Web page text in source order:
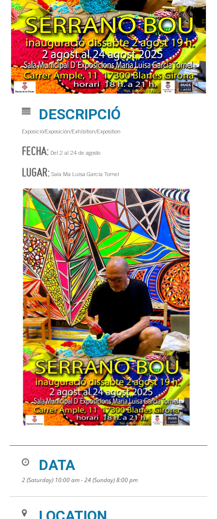
DESCRIPCIÓ
Exposició/Exposición/Exhibition/Exposition
FECHA: Del 2 al 24 de agosto
LUGAR: Sala Ma Luisa García Tornel
DATA
2 (Saturday) 10:00 am - 24 (Sunday) 8:00 pm